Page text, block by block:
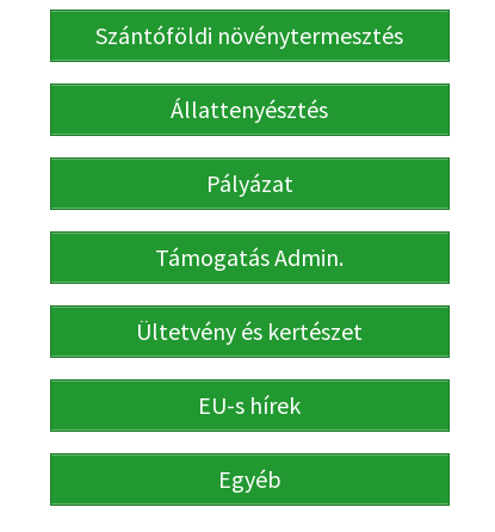
Szántóföldi növénytermesztés
Állattenyésztés
Pályázat
Támogatás Admin.
Ültetvény és kertészet
EU-s hírek
Egyéb